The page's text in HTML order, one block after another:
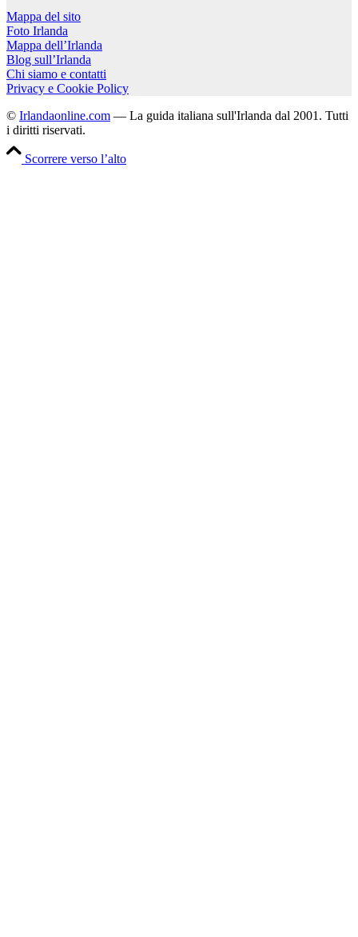
Mappa del sito
Foto Irlanda
Mappa dell’Irlanda
Blog sull’Irlanda
Chi siamo e contatti
Privacy e Cookie Policy
© Irlandaonline.com — La guida italiana sull'Irlanda dal 2001. Tutti
i diritti riservati.
Scorrere verso l’alto